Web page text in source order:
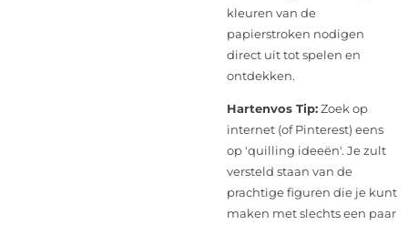
kleuren van de
papierstroken nodigen
direct uit tot spelen en
ontdekken.
Hartenvos Tip:Zoek op
internet (of Pinterest) eens
op 'quilling ideeën'. Je zult
versteld staan van de
prachtige figuren die je kunt
maken met slechts een paar